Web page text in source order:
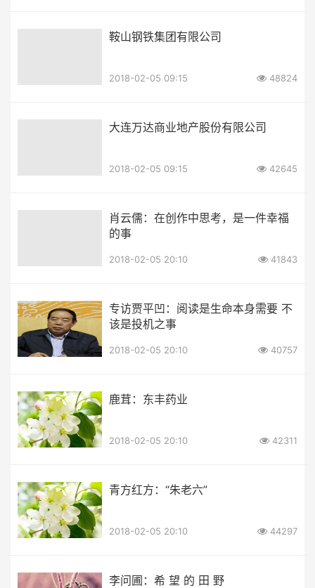
鞍山钢铁集团有限公司
2018-02-05 09:15 48824
大连万达商业地产股份有限公司
2018-02-05 09:15 42645
肖云儒：在创作中思考，是一件幸福
的事
2018-02-05 20:10 41843
专访贾平凹：阅读是生命本身需要 不
该是投机之事
2018-02-05 20:10 40757
鹿茸：东丰药业
2018-02-05 20:10 42311
青方红方：“朱老六”
2018-02-05 20:10 44297
李问圃：希 望 的 田 野